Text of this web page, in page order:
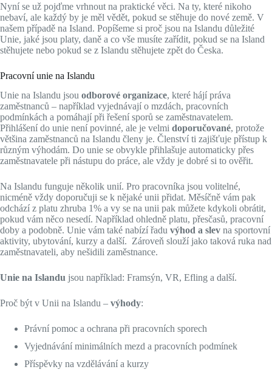
Nyní se už pojďme vrhnout na praktické věci. Na ty, které nikoho
nebaví, ale každý by je měl vědět, pokud se stěhuje do nové země. V
našem případě na Island. Popíšeme si proč jsou na Islandu důležité
Unie, jaké jsou platy, daně a co vše musíte zařídit, pokud se na Island
stěhujete nebo pokud se z Islandu stěhujete zpět do Česka.
Pracovní unie na Islandu
Unie na Islandu jsou odborové organizace, které hájí práva
zaměstnanců – například vyjednávají o mzdách, pracovních
podmínkách a pomáhají při řešení sporů se zaměstnavatelem.
Přihlášení do unie není povinné, ale je velmi doporučované, protože
většina zaměstnanců na Islandu členy je. Členství ti zajišťuje přístup k
různým výhodám. Do unie se obvykle přihlašuje automaticky přes
zaměstnavatele při nástupu do práce, ale vždy je dobré si to ověřit.
Na Islandu funguje několik unií. Pro pracovníka jsou volitelné,
nicméně vždy doporučuji se k nějaké unii přidat. Měsíčně vám pak
odchází z platu zhruba 1% a vy se na unii pak můžete kdykoli obrátit,
pokud vám něco nesedí. Například ohledně platu, přesčasů, pracovní
doby a podobně. Unie vám také nabízí řadu výhod a slev na sportovní
aktivity, ubytování, kurzy a další. Zároveň slouží jako taková ruka nad
zaměstnavateli, aby nešidili zaměstnance.
Unie na Islandu jsou například: Framsýn, VR, Efling a další.
Proč být v Unii na Islandu – výhody:
Právní pomoc a ochrana při pracovních sporech
Vyjednávání minimálních mezd a pracovních podmínek
Příspěvky na vzdělávání a kurzy